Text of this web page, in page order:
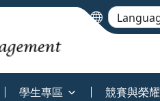
學生專區 競賽與榮耀